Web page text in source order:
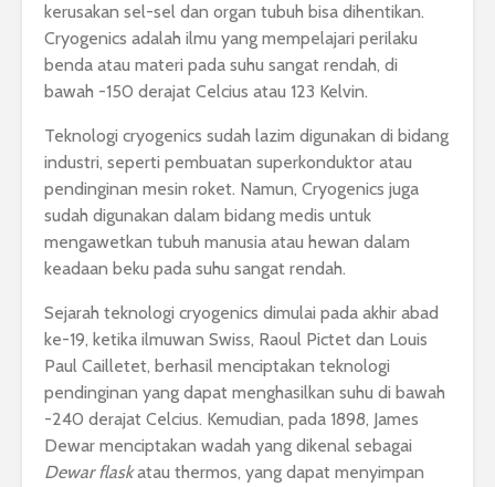
kerusakan sel-sel dan organ tubuh bisa dihentikan.
Cryogenics adalah ilmu yang mempelajari perilaku
benda atau materi pada suhu sangat rendah, di
bawah -150 derajat Celcius atau 123 Kelvin.
Teknologi cryogenics sudah lazim digunakan di bidang
industri, seperti pembuatan superkonduktor atau
pendinginan mesin roket. Namun, Cryogenics juga
sudah digunakan dalam bidang medis untuk
mengawetkan tubuh manusia atau hewan dalam
keadaan beku pada suhu sangat rendah.
Sejarah teknologi cryogenics dimulai pada akhir abad
ke-19, ketika ilmuwan Swiss, Raoul Pictet dan Louis
Paul Cailletet, berhasil menciptakan teknologi
pendinginan yang dapat menghasilkan suhu di bawah
-240 derajat Celcius. Kemudian, pada 1898, James
Dewar menciptakan wadah yang dikenal sebagai
Dewar flaskatau thermos, yang dapat menyimpan